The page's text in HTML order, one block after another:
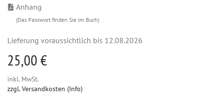
Anhang
(Das Passwort finden Sie im Buch)
Lieferung voraussichtlich bis 12.08.2026
25,00 €
inkl. MwSt.
zzgl. Versandkosten (Info)